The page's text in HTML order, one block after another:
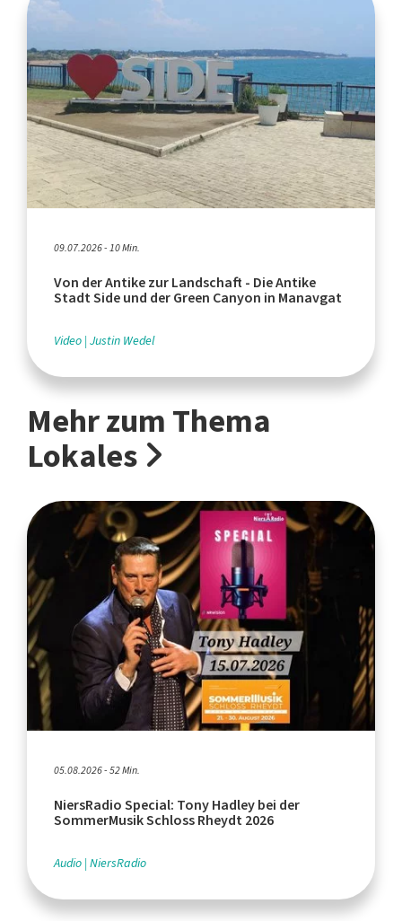
09.07.2026 - 10 Min.
Von der Antike zur Landschaft - Die Antike
Stadt Side und der Green Canyon in Manavgat
Video Justin Wedel
Mehr zum Thema
Lokales
05.08.2026 - 52 Min.
NiersRadio Special: Tony Hadley bei der
SommerMusik Schloss Rheydt 2026
Audio NiersRadio